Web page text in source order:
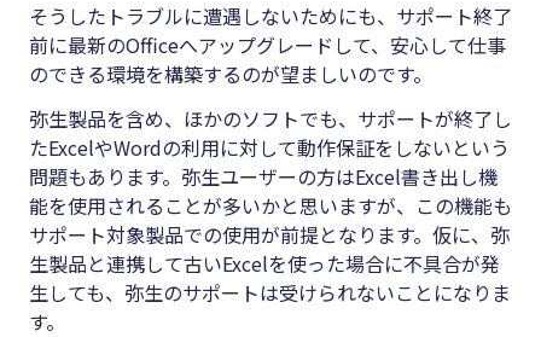
そうしたトラブルに遭遇しないためにも、サポート終了
前に最新のOfficeへアップグレードして、安心して仕事
のできる環境を構築するのが望ましいのです。
弥生製品を含め、ほかのソフトでも、サポートが終了し
たExcelやWordの利用に対して動作保証をしないという
問題もあります。弥生ユーザーの方はExcel書き出し機
能を使用されることが多いかと思いますが、この機能も
サポート対象製品での使用が前提となります。仮に、弥
生製品と連携して古いExcelを使った場合に不具合が発
生しても、弥生のサポートは受けられないことになりま
す。